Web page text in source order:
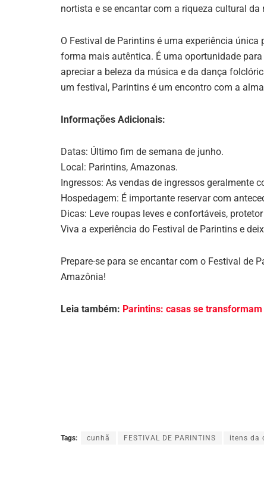
nortista e se encantar com a riqueza cultural da
O Festival de Parintins é uma experiência
forma mais autêntica. É uma oportunidade
apreciar a beleza da música e da dança
um festival, Parintins é um encontro com a
Informações Adicionais:
Datas: Último fim de semana de junho.
Local: Parintins, Amazonas.
Ingressos: As vendas de ingressos geralmente
Hospedagem: É importante reservar com
Dicas: Leve roupas leves e confortáveis,
Viva a experiência do Festival de Parintins e
Prepare-se para se encantar com o Festival de
Amazônia!
Leia também: Parintins: casas se
Tags: cunhã FESTIVAL DE PARINTINS itens da